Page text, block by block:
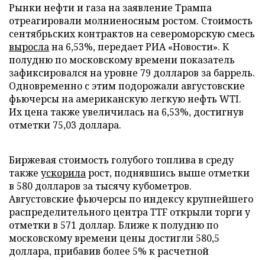
Рынки нефти и газа на заявление Трампа
отреагировали молниеносным ростом. Стоимость
сентябрьских контрактов на североморскую смесь
вырослана 6,53%, передает РИА «Новости». К
полудню по московскому времени показатель
зафиксировался на уровне 79 долларов за баррель.
Одновременно с этим подорожали августовские
фьючерсы на американскую легкую нефть WTI.
Их цена также увеличилась на 6,53%, достигнув
отметки 75,03 доллара.
Биржевая стоимость голубого топлива в среду
также ускориларост, поднявшись выше отметки
в 580 долларов за тысячу кубометров.
Августовские фьючерсы по индексу крупнейшего
распределительного центра TTF открыли торги у
отметки в 571 доллар. Ближе к полудню по
московскому времени цены достигли 580,5
доллара, прибавив более 5% к расчетной